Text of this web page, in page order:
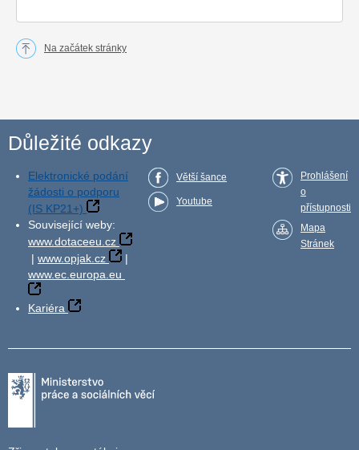
Na začátek stránky
Důležité odkazy
Elektronické podání
žádosti o podporu
(IS KP21+)
Související weby:
www.dotaceeu.cz
| www.opjak.cz
|
www.ec.europa.eu
Kariéra
Větší šance
Youtube
Prohlášení
o
přístupnosti
Mapa
Stránek